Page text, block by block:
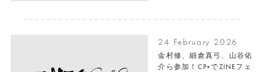
24 February 2026
⾦村修、細倉真⼸、⼭⾕佑
介ら参加！CP+でZINEフェ